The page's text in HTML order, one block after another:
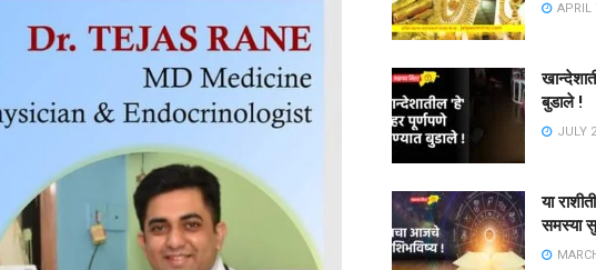
APRIL
बुडाले !
JULY
या
समस्या